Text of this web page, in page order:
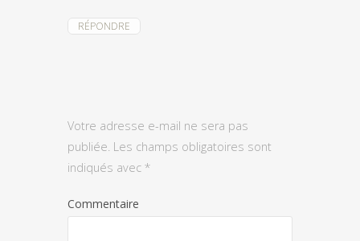
RÉPONDRE
Votre adresse e-mail ne sera pas
publiée. Les champs obligatoires sont
indiqués avec *
Commentaire